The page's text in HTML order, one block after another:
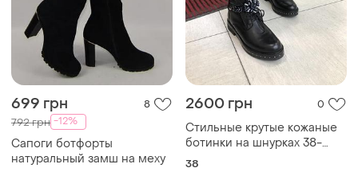
699 грн 8
792 грн -12%
Сапоги ботфорты
натуральный замш на меху
2600 грн 0
Стильные крутые кожаные
ботинки на шнурках 38-
размер
38